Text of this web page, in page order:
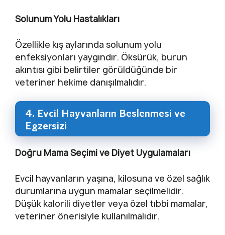
Solunum Yolu Hastalıkları
Özellikle kış aylarında solunum yolu
enfeksiyonları yaygındır. Öksürük, burun
akıntısı gibi belirtiler görüldüğünde bir
veteriner hekime danışılmalıdır.
4. Evcil Hayvanların Beslenmesi ve
Egzersizi
Doğru Mama Seçimi ve Diyet Uygulamaları
Evcil hayvanların yaşına, kilosuna ve özel sağlık
durumlarına uygun mamalar seçilmelidir.
Düşük kalorili diyetler veya özel tıbbi mamalar,
veteriner önerisiyle kullanılmalıdır.